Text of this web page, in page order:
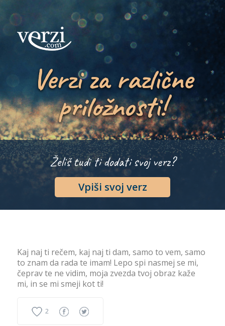
Verzi za različne
priložnosti!
Želiš tudi ti dodati svoj verz?
Vpiši svoj verz
Kaj naj ti rečem, kaj naj ti dam, samo to vem, samo
to znam da rada te imam! Lepo spi nasmej se mi,
čeprav te ne vidim, moja zvezda tvoj obraz kaže
mi, in se mi smeji kot ti!
2